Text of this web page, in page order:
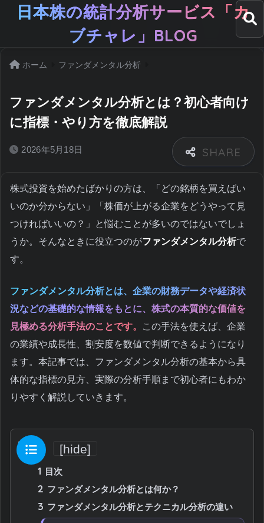
日本株の統計分析サービス「カ
ブチャレ」BLOG
ホーム ファンダメンタル分析
ファンダメンタル分析とは？初心者向け
に指標・やり方を徹底解説
2026年5月18日
株式投資を始めたばかりの方は、「どの銘柄を買えばい
いのか分からない」「株価が上がる企業をどうやって見
つければいいの？」と悩むことが多いのではないでしょ
うか。そんなときに役立つのがファンダメンタル分析で
す。
ファンダメンタル分析とは、企業の財務データや経済状
況などの基礎的な情報をもとに、株式の本質的な価値を
見極める分析手法のことです。
この手法を使えば、企業
の業績や成長性、割安度を数値で判断できるようになり
ます。本記事では、ファンダメンタル分析の基本から具
体的な指標の見方、実際の分析手順まで初心者にもわか
りやすく解説していきます。
目次 [hide]
1 目次
2 ファンダメンタル分析とは何か？
3 ファンダメンタル分析とテクニカル分析の違い